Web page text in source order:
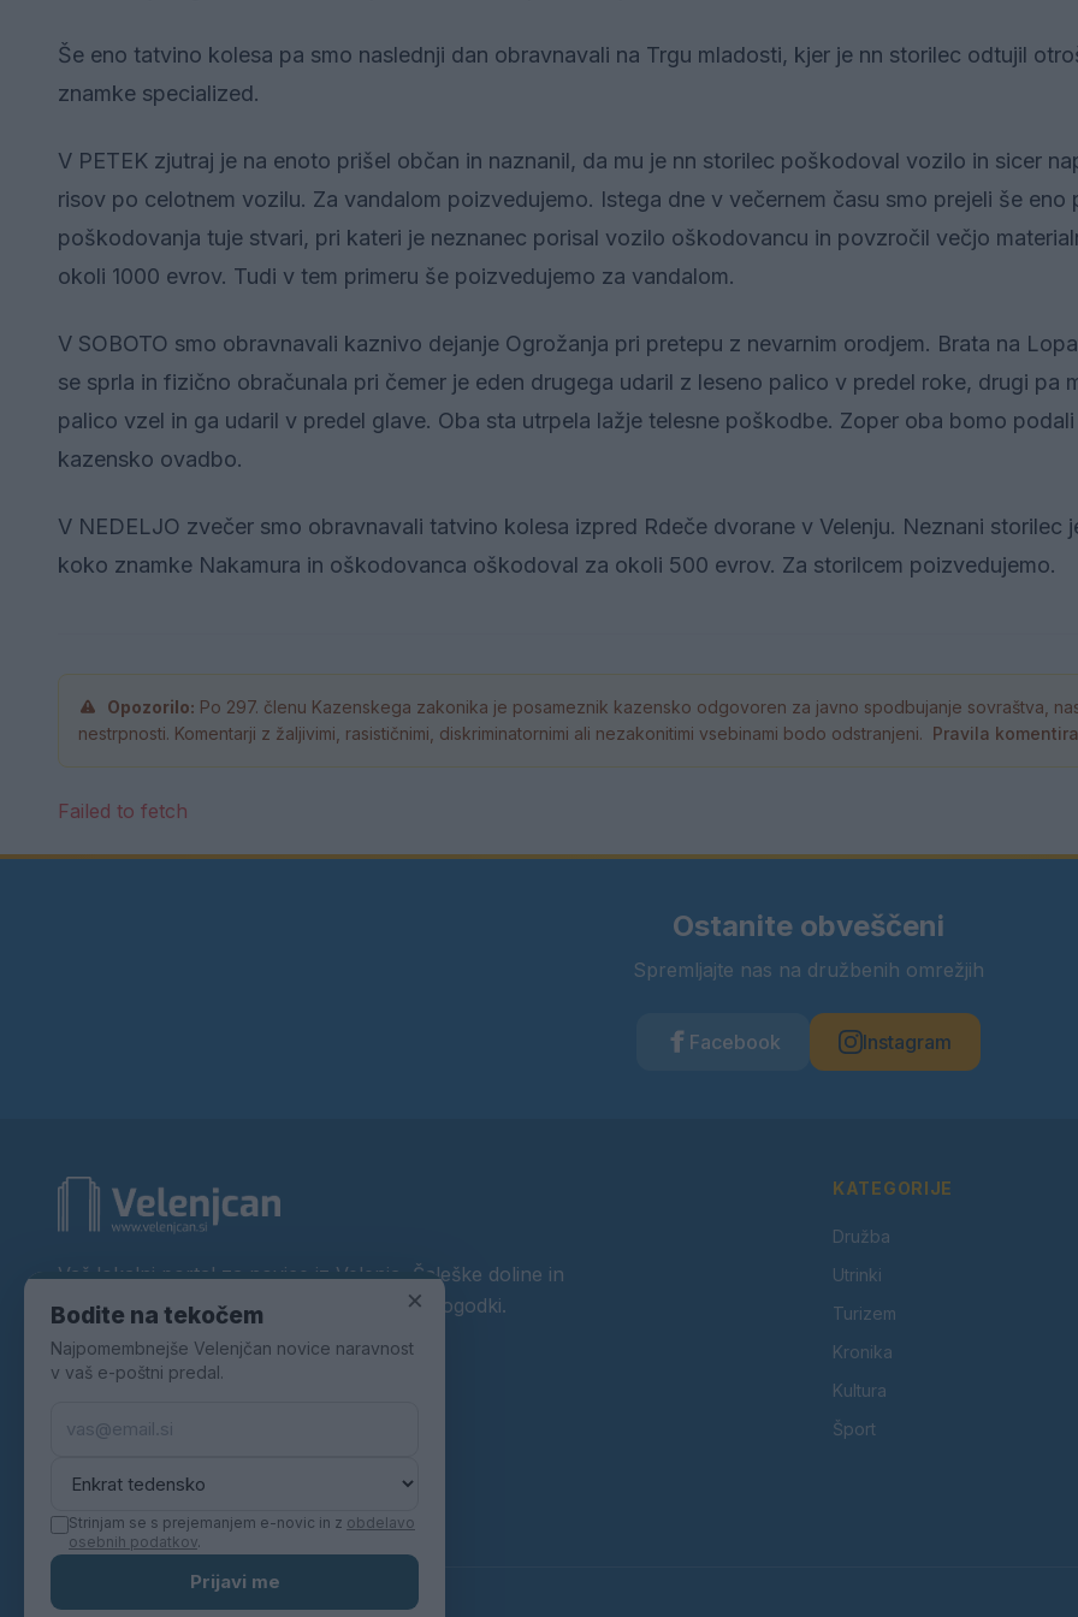
Še eno tatvino kolesa pa smo naslednji dan obravnavali na Trgu mladosti, kjer je nn storilec odtujil
znamke specialized.
V PETEK zjutraj je na enoto prišel občan in naznanil, da mu je nn storilec poškodoval vozilo in sicer
risov po celotnem vozilu. Za vandalom poizvedujemo. Istega dne v večernem času smo prejeli še eno
poškodovanja tuje stvari, pri kateri je neznanec porisal vozilo oškodovancu in povzročil večjo
okoli 1000 evrov. Tudi v tem primeru še poizvedujemo za vandalom.
V SOBOTO smo obravnavali kaznivo dejanje Ogrožanja pri pretepu z nevarnim orodjem. Brata na
se sprla in fizično obračunala pri čemer je eden drugega udaril z leseno palico v predel roke, drugi pa
palico vzel in ga udaril v predel glave. Oba sta utrpela lažje telesne poškodbe. Zoper oba bomo podali
kazensko ovadbo.
V NEDELJO zvečer smo obravnavali tatvino kolesa izpred Rdeče dvorane v Velenju. Neznani storilec
koko znamke Nakamura in oškodovanca oškodoval za okoli 500 evrov. Za storilcem poizvedujemo.
Opozorilo: Po 297. členu Kazenskega zakonika je posameznik kazensko odgovoren za javno spodbujanje sovraštva,
nestrpnosti. Komentarji z žaljivimi, rasističnimi, diskriminatornimi ali nezakonitimi vsebinami bodo odstranjeni. Pravila
Failed to fetch
Ostanite obveščeni
Spremljajte nas na družbenih omrežjih
Facebook Instagram
Vaš lokalni portal za novice iz Velenja, Šaleške doline in
okolice. Aktualne novice, šport, kultura, dogodki.
Povezujemo Velenje.
KATEGORIJE
Družba
Utrinki
Turizem
Kronika
Kultura
Šport
×
Bodite na tekočem
Najpomembnejše Velenjčan novice naravnost
v vaš e-poštni predal.
Strinjam se s prejemanjem e-novic in z obdelavo
osebnih podatkov.
Prijavi me